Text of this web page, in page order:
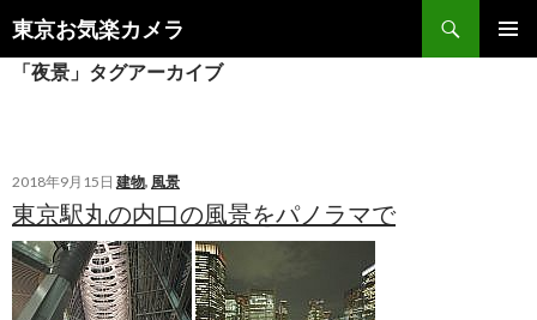
東京お気楽カメラ
検
索
ン
へ
ス
キ
ッ
プ
「夜景」タグアーカイブ
2018年9月15日 建物, 風景
東京駅丸の内口の風景をパノラマで